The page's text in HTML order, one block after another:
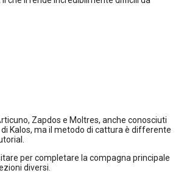
Zapdos e Moltres, anche conosciuti
Kalos, ma il metodo di cattura è differente
per completare la compagna principale
diversi.